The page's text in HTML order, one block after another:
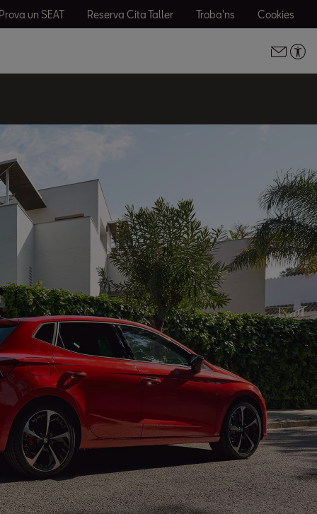
Prova un SEAT Reserva Cita Taller Troba'ns Cookies